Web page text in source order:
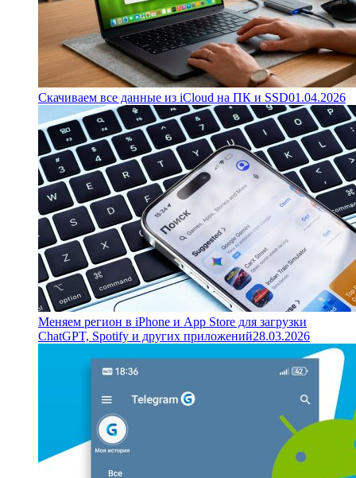
Скачиваем все данные из iCloud на ПК и SSD01.04.2026
Меняем регион в iPhone и App Store для загрузки
ChatGPT, Spotify и других приложений28.03.2026